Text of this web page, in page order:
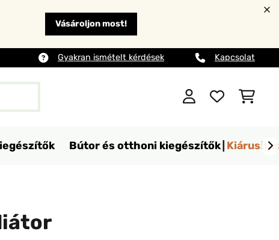
Vásároljon most!
Gyakran ismételt kérdések Kapcsolat
Bútor és otthoni kiegészítők